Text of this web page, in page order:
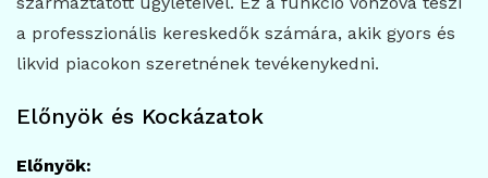
a professzionális kereskedők számára, akik gyors és
likvid piacokon szeretnének tevékenykedni.
Előnyök és Kockázatok
Előnyök: